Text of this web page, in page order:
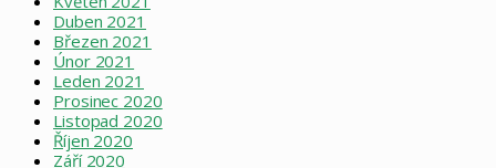
Duben 2021
Březen 2021
Únor 2021
Leden 2021
Prosinec 2020
Listopad 2020
Říjen 2020
Září 2020